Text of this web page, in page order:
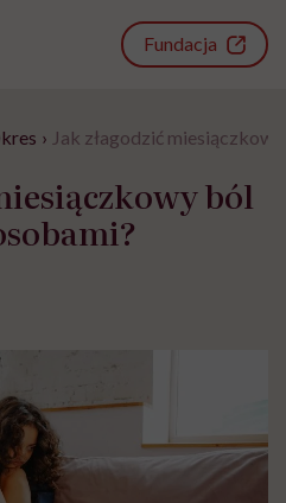
Fundacja
› Jak złagodzić
ból